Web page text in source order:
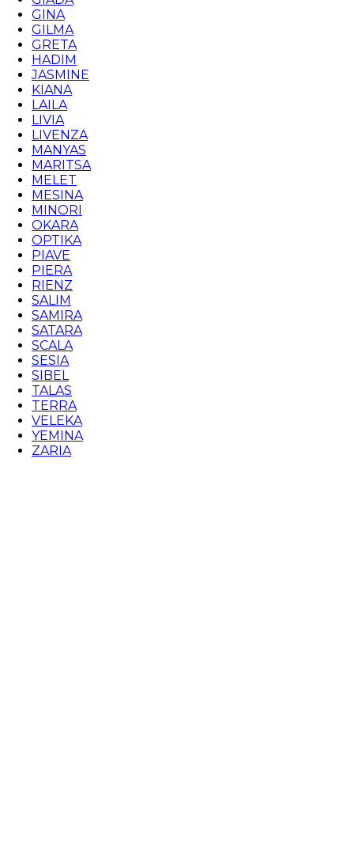
GINA
GILMA
GRETA
HADIM
JASMINE
KIANA
LAILA
LIVIA
LIVENZA
MANYAS
MARITSA
MELET
MESINA
MINORI
OKARA
OPTIKA
PIAVE
PIERA
RIENZ
SALIM
SAMIRA
SATARA
SCALA
SESIA
SIBEL
TALAS
TERRA
VELEKA
YEMINA
ZARIA